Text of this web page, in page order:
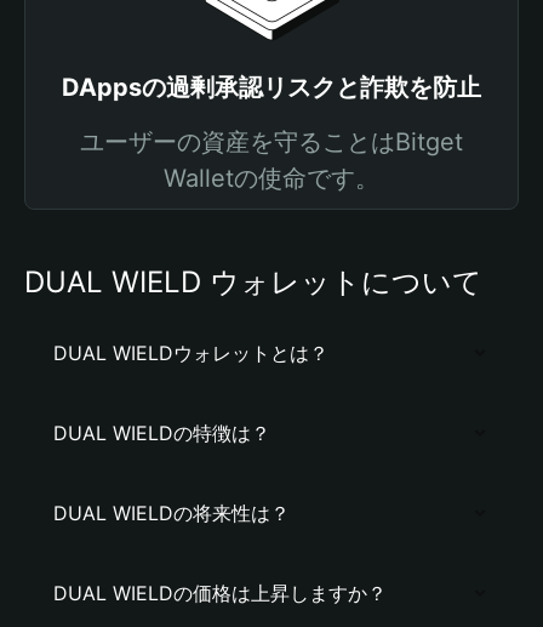
DAppsの過剰承認リスクと詐欺を防止
ユーザーの資産を守ることはBitget
Walletの使命です。
DUAL WIELD ウォレットについて
DUAL WIELDウォレットとは？
DUAL WIELDの特徴は？
DUAL WIELDの将来性は？
DUAL WIELDの価格は上昇しますか？